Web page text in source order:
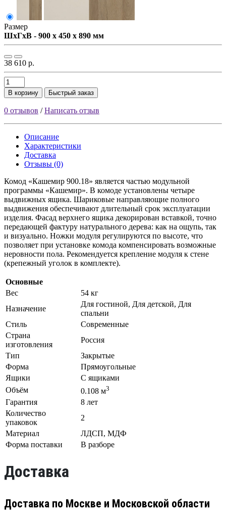
Размер
ШxГxВ - 900 x 450 x 890 мм
38 610 р.
В корзину Быстрый заказ
0 отзывов /Написать отзыв
Описание
Характеристики
Доставка
Отзывы (0)
Комод «Кашемир 900.18» является частью модульной
программы «Кашемир». В комоде установлены четыре
выдвижных ящика. Шариковые направляющие полного
выдвижения обеспечивают длительный срок эксплуатации
изделия. Фасад верхнего ящика декорирован вставкой, точно
передающей фактуру натурального дерева: как на ощупь, так
и визуально. Ножки модуля регулируются по высоте, что
позволяет при установке комода компенсировать возможные
неровности пола. Рекомендуется крепление модуля к стене
(крепежный уголок в комплекте).
Основные
Вес
54 кг
Назначение
Для гостиной, Для детской, Для
спальни
Стиль
Современные
Страна
изготовления
Россия
Тип
Закрытые
Форма
Прямоугольные
Ящики
С ящиками
Объём
0.108 м3
Гарантия
8 лет
Количество
упаковок
2
Материал
ЛДСП, МДФ
Форма поставки
В разборе
Доставка
Доставка по Москве и Московской области